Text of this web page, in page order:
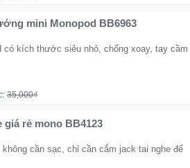
mini Monopod BB6963
có kích thước siêu nhỏ, chống xoay, tay cầm
35,000₫
rẻ mono BB4123
cần sạc, chỉ cần cắm jack tai nghe để